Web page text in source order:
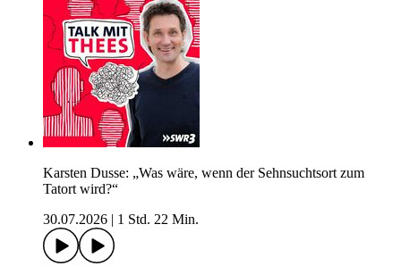
Karsten Dusse: „Was wäre, wenn der Sehnsuchtsort zum
Tatort wird?“
30.07.2026
1 Std. 22 Min.